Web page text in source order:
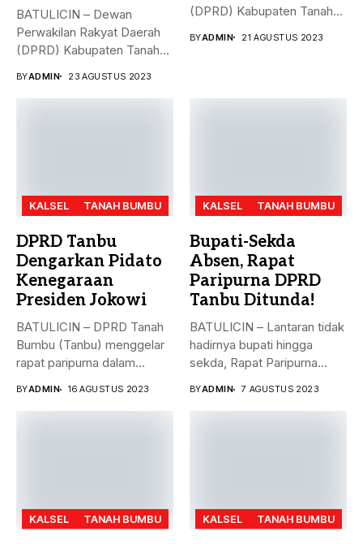
BATULICIN – Dewan
Perwakilan Rakyat Daerah
(DPRD) Kabupaten Tanah
BYADMIN 23 AGUSTUS 2023
(DPRD) Kabupaten Tanah
BYADMIN 21 AGUSTUS 2023
KALSEL TANAH BUMBU
DPRD Tanbu
Dengarkan Pidato
Kenegaraan
Presiden Jokowi
BATULICIN – DPRD Tanah
Bumbu (Tanbu) menggelar
rapat paripurna dalam
BYADMIN 16 AGUSTUS 2023
KALSEL TANAH BUMBU
Bupati-Sekda
Absen, Rapat
Paripurna DPRD
Tanbu Ditunda!
BATULICIN – Lantaran tidak
hadirnya bupati hingga
sekda, Rapat Paripurna
BYADMIN 7 AGUSTUS 2023
KALSEL TANAH BUMBU KALSEL TANAH BUMBU